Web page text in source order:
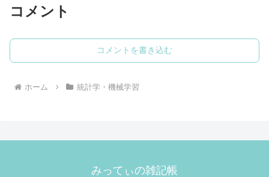
コメント
コメントを書き込む
ホーム 統計学・機械学習
みってぃの雑記帳